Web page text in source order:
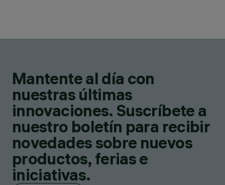
Mantente al día con
nuestras últimas
innovaciones. Suscríbete a
nuestro boletín para recibir
novedades sobre nuevos
productos, ferias e
iniciativas.